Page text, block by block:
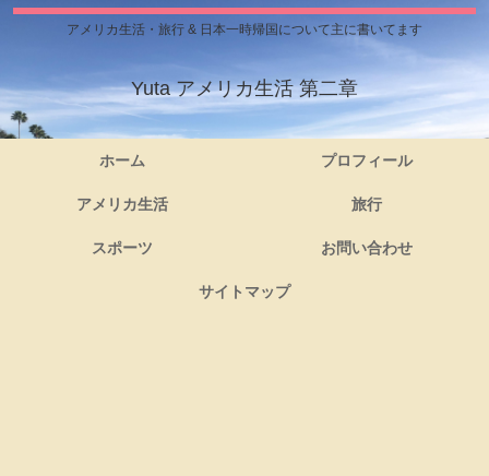
アメリカ生活・旅行 & 日本一時帰国について主に書いてます
Yuta アメリカ生活 第二章
ホーム プロフィール
アメリカ生活 旅行
スポーツ お問い合わせ
サイトマップ